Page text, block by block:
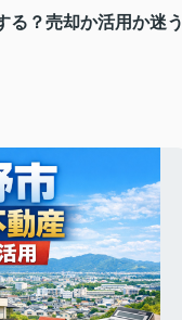
る？売却か活用か迷う